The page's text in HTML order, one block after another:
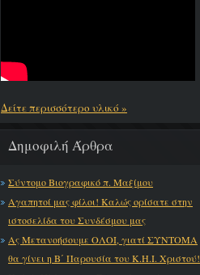
Δείτε περισσότερο υλικό »
Δημοφιλή Άρθρα
Σύντομο Βιογραφικό π. Μαξίμου
Αγαπητοί μας φίλοι! Καλώς ορίσατε στην
ιστοσελίδα του Συνδέσμου μας
Ας Μετανοήσουμε ΟΛΟΙ, γιατί ΣΥΝΤΟΜΑ
θα γίνει η Β΄ Παρουσία του Κ.Η.Ι. Χριστού!